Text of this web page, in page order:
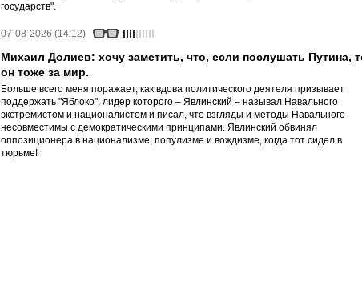
государств".
07-08-2026 (14:12)
Михаил Долиев: хочу заметить, что, если послушать Путина,
он тоже за мир.
Больше всего меня поражает, как вдова политического деятеля призывает
поддержать "Яблоко", лидер которого – Явлинский – называл Навального
экстремистом и националистом и писал, что взгляды и методы Навального
несовместимы с демократическими принципами. Явлинский обвинял
оппозиционера в национализме, популизме и вождизме, когда тот сидел в
тюрьме!